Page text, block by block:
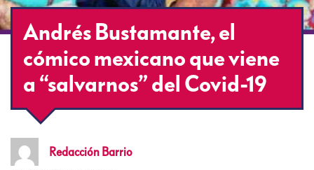
Andrés Bustamante, el
cómico mexicano que viene
a “salvarnos” del Covid-19
Redacción Barrio